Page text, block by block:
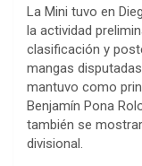
La Mini tuvo en
la actividad
clasificación y
mangas
mantuvo como
Benjamín Pona
también se
divisional.